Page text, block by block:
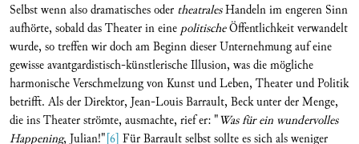
Selbst wenn also dramatisches oder theatralesHandeln im engeren Sinn
aufhörte, sobald das Theater in eine politischeÖffentlichkeit verwandelt
wurde, so treffen wir doch am Beginn dieser Unternehmung auf eine
gewisse avantgardistisch-künstlerische Illusion, was die mögliche
harmonische Verschmelzung von Kunst und Leben, Theater und Politik
betrifft. Als der Direktor, Jean-Louis Barrault, Beck unter der Menge,
die ins Theater strömte, ausmachte, rief er: "Was für ein wundervolles
Happening, Julian!"[6] Für Barrault selbst sollte es sich als weniger